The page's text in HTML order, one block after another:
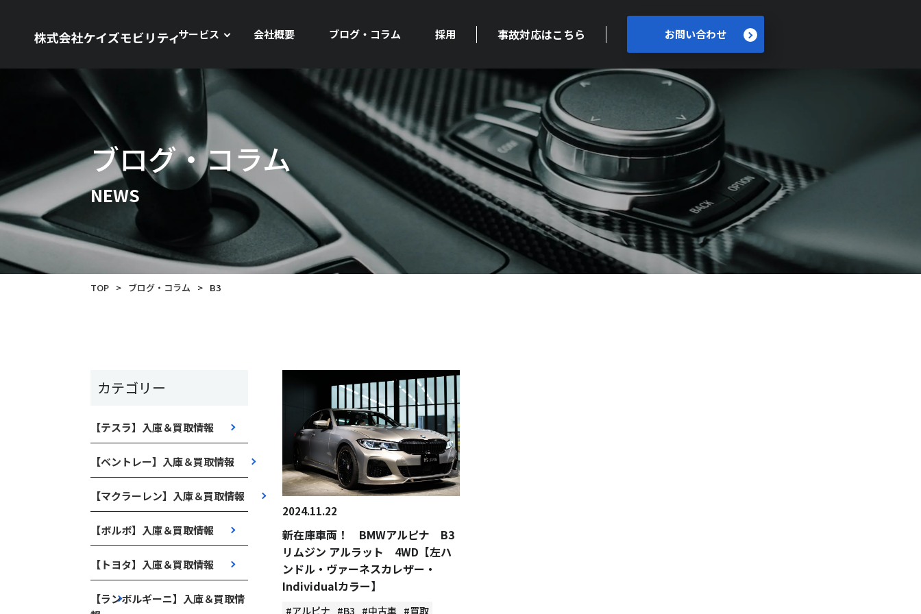
サービス 会社概要 ブログ・コラム 採用 事故対応はこちら お問い合わせ
ブログ・コラム
NEWS
TOP > ブログ・コラム > B3
カテゴリー
【テスラ】入庫＆買取情報
【ベントレー】入庫＆買取情報
【マクラーレン】入庫＆買取情報
【ボルボ】入庫＆買取情報
【トヨタ】入庫＆買取情報
【ランボルギーニ】入庫＆買取情
2024.11.22
新在庫車両！ BMWアルピナ B3
リムジン アルラット 4WD【左ハ
ンドル・ヴァーネスカレザー・
Individualカラー】
#アルピナ #B3 #中古車 #買取